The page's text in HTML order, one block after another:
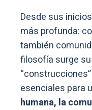
Desde sus
más profunda:
también
filosofía surge
esenciales para
humana, la